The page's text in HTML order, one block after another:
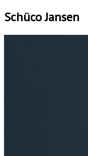
Schüco Jansen